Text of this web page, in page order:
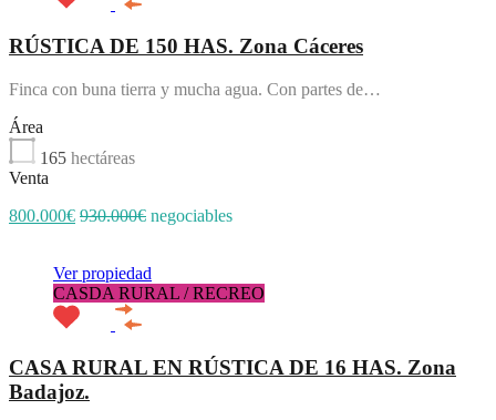
RÚSTICA DE 150 HAS. Zona Cáceres
Finca con buna tierra y mucha agua. Con partes de…
Área
165 hectáreas
Venta
800.000€ 930.000€ negociables
Ver propiedad
CASDA RURAL / RECREO
CASA RURAL EN RÚSTICA DE 16 HAS. Zona
Badajoz.